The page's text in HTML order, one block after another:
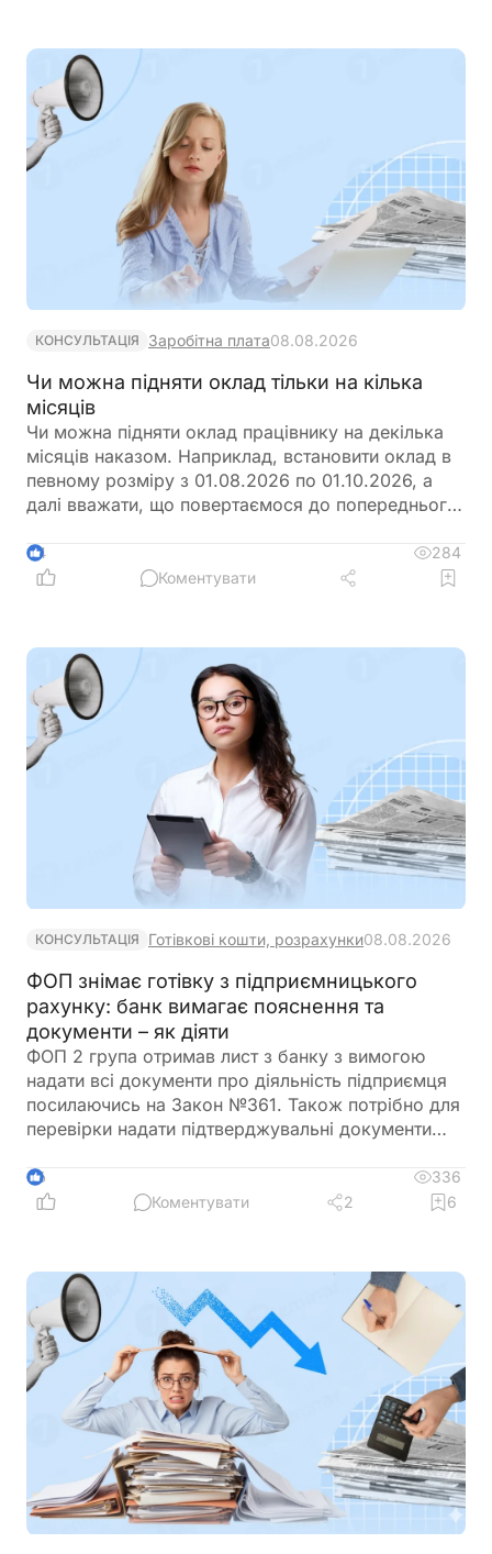
КОНСУЛЬТАЦІЯ Заробітна плата08.08.2026
Чи можна підняти оклад тільки на кілька
місяців
Чи можна підняти оклад працівнику на декілька
місяців наказом. Наприклад, встановити оклад в
певному розміру з 01.08.2026 по 01.10.2026, а
далі вважати, що повертаємося до попереднього
4
284
Коментувати
КОНСУЛЬТАЦІЯ Готівкові кошти, розрахунки08.08.2026
ФОП знімає готівку з підприємницького
рахунку: банк вимагає пояснення та
документи – як діяти
ФОП 2 група отримав лист з банку з вимогою
надати всі документи про діяльність підприємця
посилаючись на Закон №361. Також потрібно для
перевірки надати підтверджувальні документи
готівкових коштів (в дозволеному об’ємі
періодично знімаються з поточного рахунку).
банку?
6
336
Коментувати
2 6